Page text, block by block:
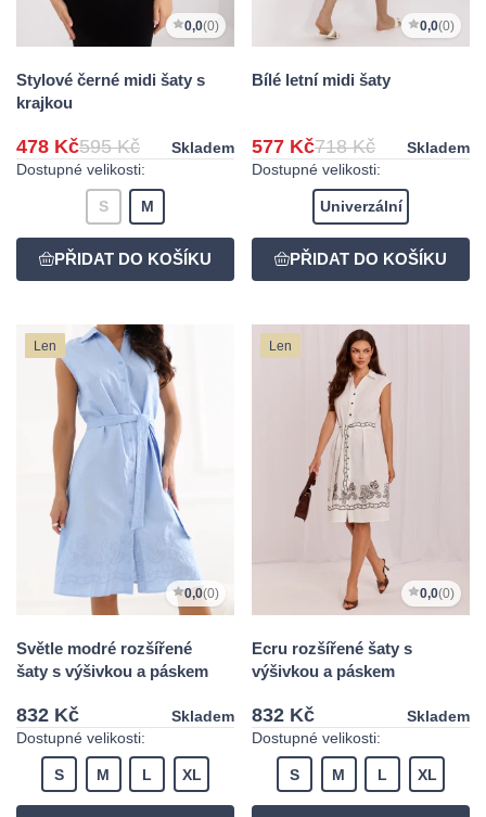
0,0(0)
Stylové černé midi šaty s
krajkou
478 Kč595 Kč
Skladem
Dostupné velikosti:
S M
0,0(0)
Bílé letní midi šaty
577 Kč718 Kč
Skladem
Dostupné velikosti:
Univerzální
Len
0,0(0)
Světle modré rozšířené
šaty s výšivkou a páskem
832 Kč
Skladem
Dostupné velikosti:
S M L XL
Len
0,0(0)
Ecru rozšířené šaty s
výšivkou a páskem
832 Kč
Skladem
Dostupné velikosti:
S M L XL